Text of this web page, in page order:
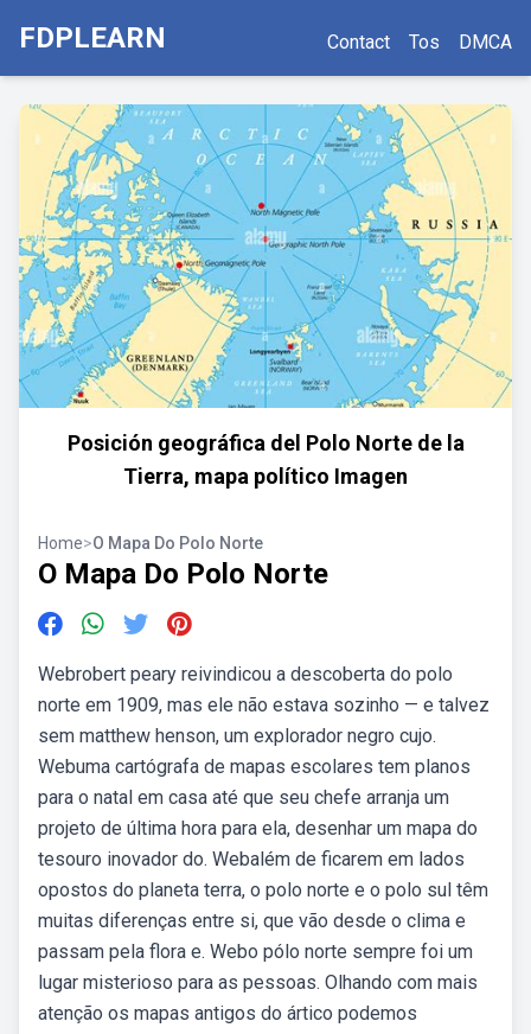
FDPLEARN Contact Tos DMCA
Posición geográfica del Polo Norte de la
Tierra, mapa político Imagen
Home>O Mapa Do Polo Norte
O Mapa Do Polo Norte
Webrobert peary reivindicou a descoberta do polo
norte em 1909, mas ele não estava sozinho — e talvez
sem matthew henson, um explorador negro cujo.
Webuma cartógrafa de mapas escolares tem planos
para o natal em casa até que seu chefe arranja um
projeto de última hora para ela, desenhar um mapa do
tesouro inovador do. Webalém de ficarem em lados
opostos do planeta terra, o polo norte e o polo sul têm
muitas diferenças entre si, que vão desde o clima e
passam pela flora e. Webo pólo norte sempre foi um
lugar misterioso para as pessoas. Olhando com mais
atenção os mapas antigos do ártico podemos